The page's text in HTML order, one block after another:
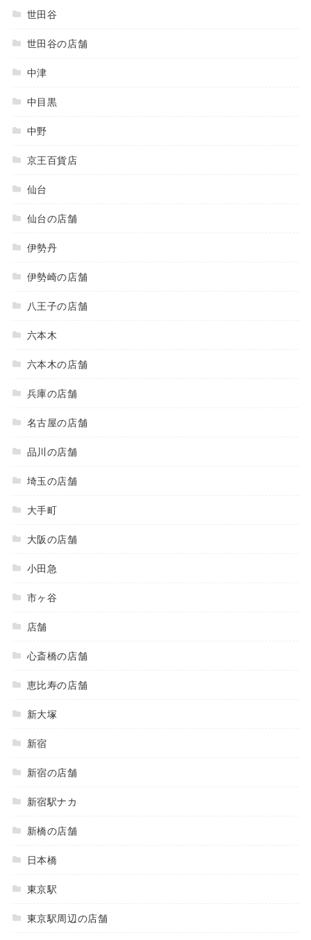
世田谷
世田谷の店舗
中津
中目黒
中野
京王百貨店
仙台
仙台の店舗
伊勢丹
伊勢崎の店舗
八王子の店舗
六本木
六本木の店舗
兵庫の店舗
名古屋の店舗
品川の店舗
埼玉の店舗
大手町
大阪の店舗
小田急
市ヶ谷
店舗
心斎橋の店舗
恵比寿の店舗
新大塚
新宿
新宿の店舗
新宿駅ナカ
新橋の店舗
日本橋
東京駅
東京駅周辺の店舗